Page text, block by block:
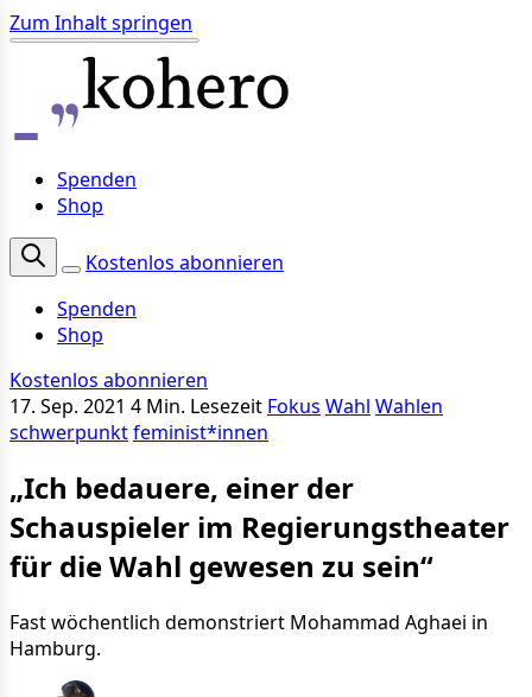
Zum Inhalt springen
Spenden
Shop
Kostenlos abonnieren
Spenden
Shop
Kostenlos abonnieren
17. Sep. 2021 4 Min. Lesezeit Fokus Wahl Wahlen
schwerpunktfeminist*innen
„Ich bedauere, einer der
Schauspieler im Regierungstheater
für die Wahl gewesen zu sein“
Fast wöchentlich demonstriert Mohammad Aghaei in
Hamburg.